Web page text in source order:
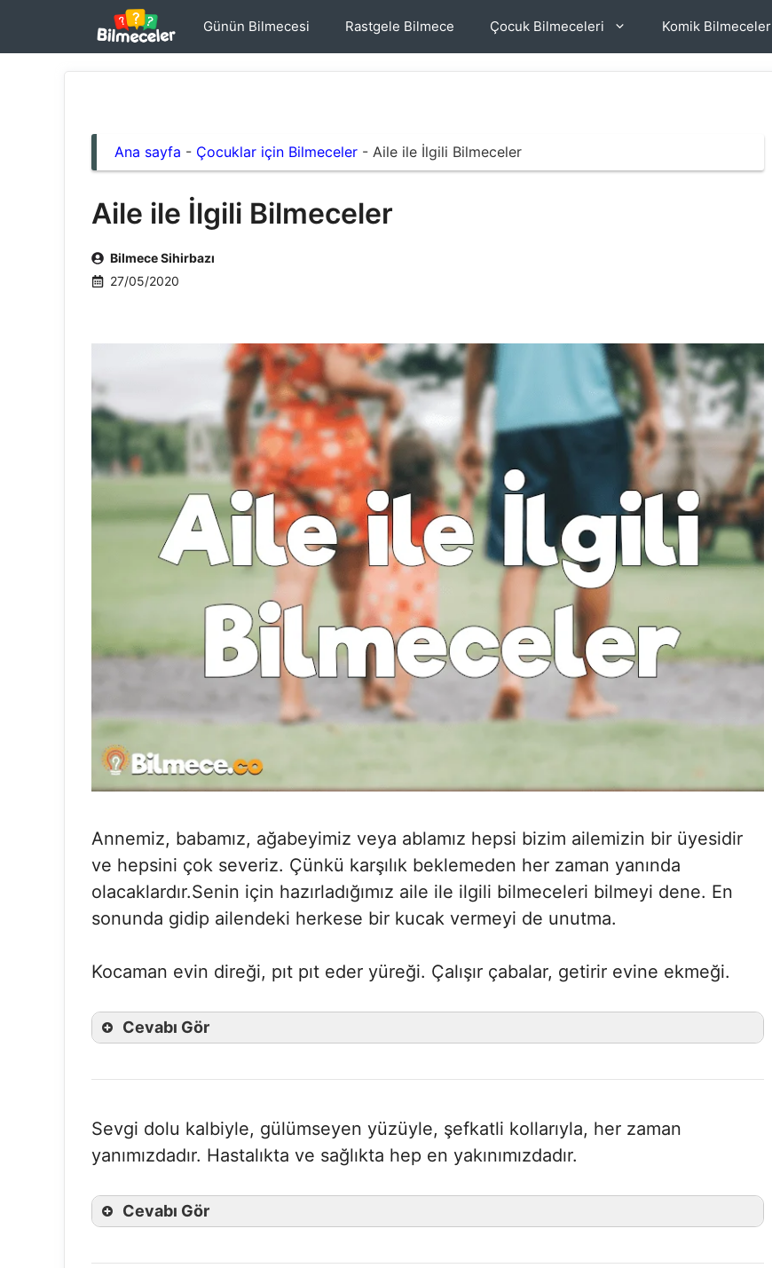
Günün Bilmecesi Rastgele Bilmece Çocuk Bilmeceleri Komik Bilmeceler
Ana sayfa - Çocuklar için Bilmeceler - Aile ile İlgili Bilmeceler
Aile ile İlgili Bilmeceler
Bilmece Sihirbazı
27/05/2020
Annemiz, babamız, ağabeyimiz veya ablamız hepsi bizim ailemizin bir üyesidir
ve hepsini çok severiz. Çünkü karşılık beklemeden her zaman yanında
olacaklardır.Senin için hazırladığımız aile ile ilgili bilmeceleri bilmeyi dene. En
sonunda gidip ailendeki herkese bir kucak vermeyi de unutma.
Kocaman evin direği, pıt pıt eder yüreği. Çalışır çabalar, getirir evine ekmeği.
Cevabı Gör
Sevgi dolu kalbiyle, gülümseyen yüzüyle, şefkatli kollarıyla, her zaman
yanımızdadır. Hastalıkta ve sağlıkta hep en yakınımızdadır.
Cevabı Gör